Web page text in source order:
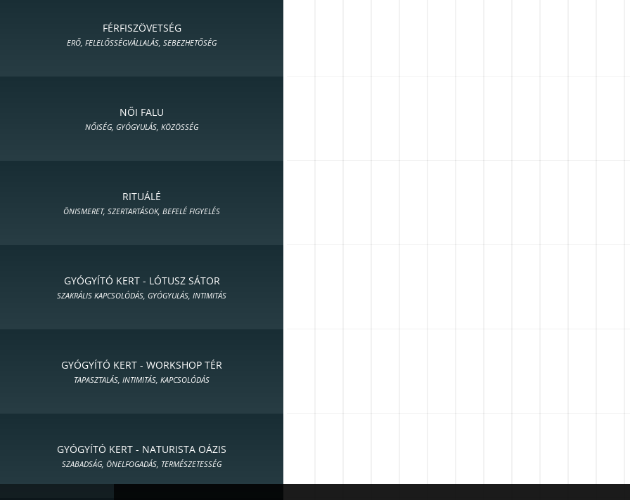
FÉRFISZÖVETSÉG
ERŐ, FELELŐSSÉGVÁLLALÁS, SEBEZHETŐSÉG
NŐI FALU
NŐISÉG, GYÓGYULÁS, KÖZÖSSÉG
RITUÁLÉ
ÖNISMERET, SZERTARTÁSOK, BEFELÉ FIGYELÉS
GYÓGYÍTÓ KERT - LÓTUSZ SÁTOR
SZAKRÁLIS KAPCSOLÓDÁS, GYÓGYULÁS, INTIMITÁS
GYÓGYÍTÓ KERT - WORKSHOP TÉR
TAPASZTALÁS, INTIMITÁS, KAPCSOLÓDÁS
GYÓGYÍTÓ KERT - NATURISTA OÁZIS
SZABADSÁG, ÖNELFOGADÁS, TERMÉSZETESSÉG